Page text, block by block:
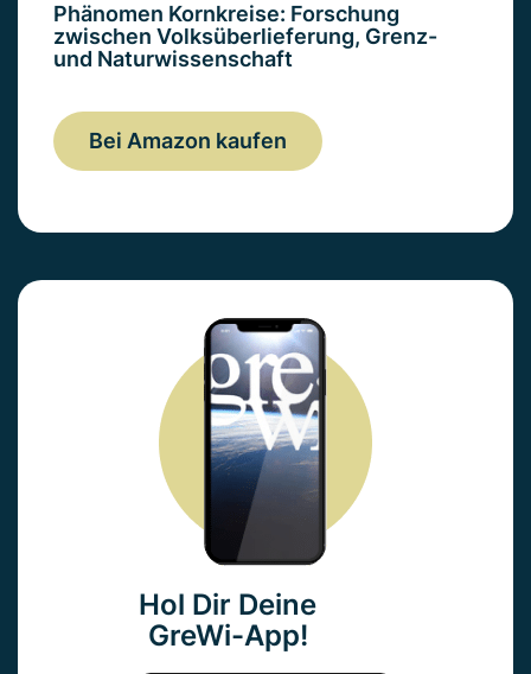
Phänomen Kornkreise: Forschung
zwischen Volksüberlieferung, Grenz-
und Naturwissenschaft
Bei Amazon kaufen
Hol Dir Deine
GreWi-App!